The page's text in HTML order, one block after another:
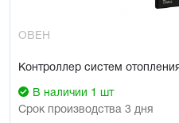
ОВЕН
Контроллер систем
В наличии 1 шт
Срок производства 3 дня